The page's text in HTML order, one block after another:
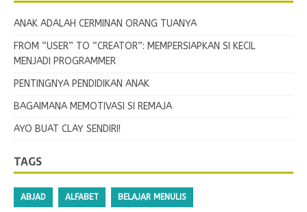
ANAK ADALAH CERMINAN ORANG TUANYA
FROM “USER” TO “CREATOR”: MEMPERSIAPKAN SI KECIL
MENJADI PROGRAMMER
PENTINGNYA PENDIDIKAN ANAK
BAGAIMANA MEMOTIVASI SI REMAJA
AYO BUAT CLAY SENDIRI!
TAGS
ABJAD ALFABET BELAJAR MENULIS